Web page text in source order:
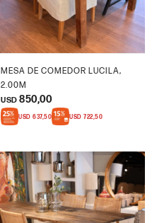
MESA DE COMEDOR LUCILA,
2.00M
USD 850,00
USD 637,50 USD 722,50